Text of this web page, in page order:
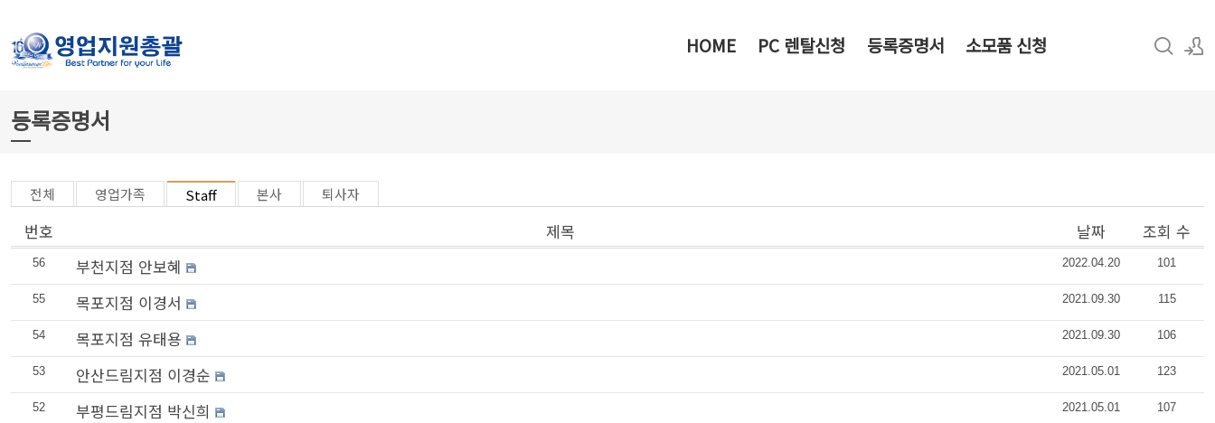
HOME PC 렌탈신청 등록증명서 소모품 신청
등록증명서
전체 영업가족 Staff 본사 퇴사자
번호 제목 날짜 조회 수
56 부천지점 안보혜 2022.04.20 101
55 목포지점 이경서 2021.09.30 115
54 목포지점 유태용 2021.09.30 106
53 안산드림지점 이경순 2021.05.01 123
52 부평드림지점 박신희 2021.05.01 107